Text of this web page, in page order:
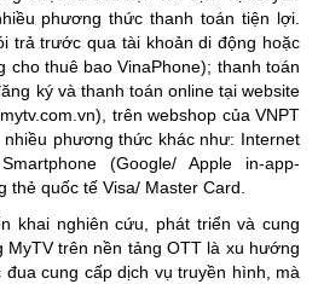
phương thức thanh toán tiện lợi.
trả trước qua tài khoản di động hoặc
cho thuê bao VinaPhone); thanh toán
ký và thanh toán online tại website
trên webshop của VNPT
phương thức khác như: Internet
(Google/ Apple in-app-
thẻ quốc tế Visa/ Master Card.
khai nghiên cứu, phát triển và cung
trên nền tảng OTT là xu hướng
cung cấp dịch vụ truyền hình, mà